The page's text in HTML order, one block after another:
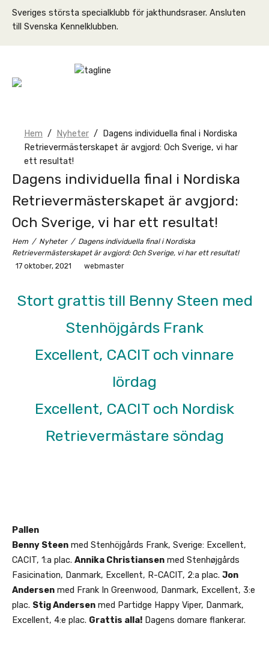
Sveriges största specialklubb för jakthundsraser. Ansluten
till Svenska Kennelklubben.
Hem / Nyheter /
Dagens individuella final i Nordiska
Retrievermästerskapet är avgjord: Och Sverige, vi har
ett resultat!
Dagens individuella final i Nordiska
Retrievermästerskapet är avgjord:
Och Sverige, vi har ett resultat!
Hem / Nyheter/ Dagens individuella final i Nordiska
Retrievermästerskapet är avgjord: Och Sverige, vi har ett resultat!
17 oktober, 2021
webmaster
Stort grattis till Benny Steen med
Stenhöjgårds Frank
Excellent, CACIT och vinnare
lördag
Excellent, CACIT och Nordisk
Retrievermästare söndag
Pallen
Benny Steen med Stenhöjgårds Frank, Sverige: Excellent,
CACIT, 1:a plac. Annika Christiansen med Stenhøjgårds
Fasicination, Danmark, Excellent, R-CACIT, 2:a plac. Jon
Andersen med Frank In Greenwood, Danmark, Excellent, 3:e
plac. Stig Andersen med Partidge Happy Viper, Danmark,
Excellent, 4:e plac. Grattis alla! Dagens domare flankerar.